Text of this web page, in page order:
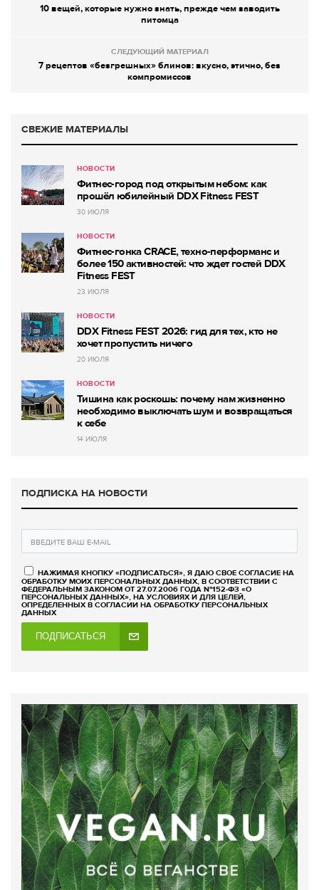
10 вещей, которые нужно знать, прежде чем заводить
питомца
СЛЕДУЮЩИЙ МАТЕРИАЛ
7 рецептов «безгрешных» блинов: вкусно, этично, без
компромиссов
СВЕЖИЕ МАТЕРИАЛЫ
НОВОСТИ
Фитнес-город под открытым небом: как
прошёл юбилейный DDX Fitness FEST
30 ИЮЛЯ
НОВОСТИ
Фитнес-гонка CRACE, техно-перформанс и
более 150 активностей: что ждет гостей DDX
Fitness FEST
23 ИЮЛЯ
НОВОСТИ
DDX Fitness FEST 2026: гид для тех, кто не
хочет пропустить ничего
20 ИЮЛЯ
НОВОСТИ
Тишина как роскошь: почему нам жизненно
необходимо выключать шум и возвращаться
к себе
14 ИЮЛЯ
ПОДПИСКА НА НОВОСТИ
НАЖИМАЯ КНОПКУ «ПОДПИСАТЬСЯ», Я ДАЮ СВОЕ СОГЛАСИЕ НА
ОБРАБОТКУ МОИХ ПЕРСОНАЛЬНЫХ ДАННЫХ, В СООТВЕТСТВИИ С
ФЕДЕРАЛЬНЫМ ЗАКОНОМ ОТ 27.07.2006 ГОДА №152-ФЗ «О
ПЕРСОНАЛЬНЫХ ДАННЫХ», НА УСЛОВИЯХ И ДЛЯ ЦЕЛЕЙ,
ОПРЕДЕЛЕННЫХ В СОГЛАСИИ НА ОБРАБОТКУ ПЕРСОНАЛЬНЫХ
ДАННЫХ
ПОДПИСАТЬСЯ